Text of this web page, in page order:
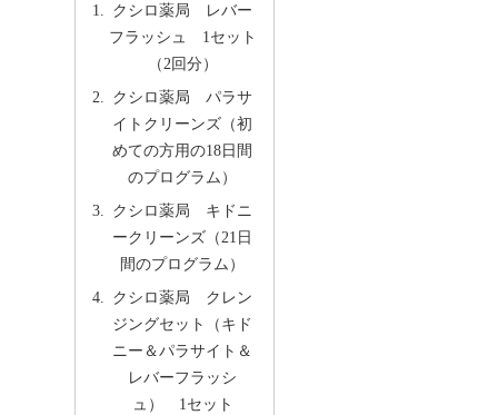
クシロ薬局 レバー
フラッシュ 1セット
（2回分）
クシロ薬局 パラサ
イトクリーンズ（初
めての方用の18日間
のプログラム）
クシロ薬局 キドニ
ークリーンズ（21日
間のプログラム）
クシロ薬局 クレン
ジングセット（キド
ニー＆パラサイト＆
レバーフラッシ
ュ） 1セット